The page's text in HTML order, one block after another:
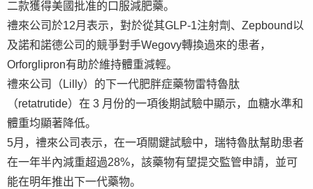
二款獲得美國批准的口服減肥藥。
禮來公司於12月表示，對於從其GLP-1注射劑、Zepbound以
及諾和諾德公司的競爭對手Wegovy轉換過來的患者，
Orforglipron有助於維持體重減輕。
禮來公司（Lilly）的下一代肥胖症藥物雷特魯肽
（retatrutide）在 3 月份的一項後期試驗中顯示，血糖水準和
體重均顯著降低。
5月，禮來公司表示，在一項關鍵試驗中，瑞特魯肽幫助患者
在一年半內減重超過28%，該藥物有望提交監管申請，並可
能在明年推出下一代藥物。